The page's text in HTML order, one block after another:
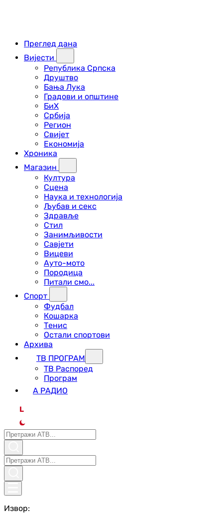
Преглед дана
Вијести
Република Српска
Друштво
Бања Лука
Градови и општине
БиХ
Србија
Регион
Свијет
Економија
Хроника
Магазин
Култура
Сцена
Наука и технологија
Љубав и секс
Здравље
Стил
Занимљивости
Савјети
Вицеви
Ауто-мото
Породица
Питали смо...
Спорт
Фудбал
Кошарка
Тенис
Остали спортови
Архива
ТВ ПРОГРАМ
ТВ Распоред
Програм
А РАДИО
L
Извор: